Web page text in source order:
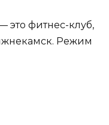
это фитнес-клуб,
Режим